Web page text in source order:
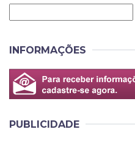
INFORMAÇÕES
PUBLICIDADE